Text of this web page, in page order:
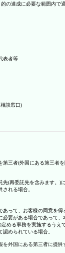
の達成に必要な範囲内で
表者等
談窓口)
三者(外国にある第三者
(再委託先を含みます。)
れる場合。
って、お客様の同意を得
要がある場合であって、
める事務を実施するう
められている場合。
外国にある第三者に提供